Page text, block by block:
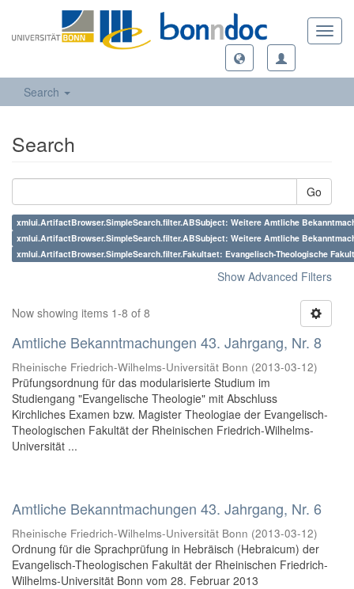
Search
Search
Go
xmlui.ArtifactBrowser.SimpleSearch.filter.ABSubject: Weitere Amtliche
xmlui.ArtifactBrowser.SimpleSearch.filter.ABSubject: Weitere Amtliche
xmlui.ArtifactBrowser.SimpleSearch.filter.Fakultaet: Evangelisch-Theologische
Show Advanced Filters
Now showing items 1-8 of 8
Amtliche Bekanntmachungen 43. Jahrgang, Nr. 8
Rheinische Friedrich-Wilhelms-Universität Bonn (2013-03-12)
Prüfungsordnung für das modularisierte Studium im
Studiengang "Evangelische Theologie" mit Abschluss
Kirchliches Examen bzw. Magister Theologiae der Evangelisch-
Theologischen Fakultät der Rheinischen Friedrich-Wilhelms-
Universität ...
Amtliche Bekanntmachungen 43. Jahrgang, Nr. 6
Rheinische Friedrich-Wilhelms-Universität Bonn (2013-03-12)
Ordnung für die Sprachprüfung in Hebräisch (Hebraicum) der
Evangelisch-Theologischen Fakultät der Rheinischen Friedrich-
Wilhelms-Universität Bonn vom 28. Februar 2013